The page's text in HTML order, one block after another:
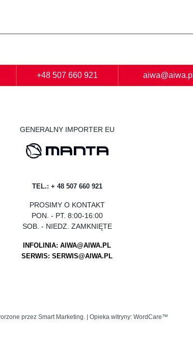
+48 507 660 921 aiwa@aiwa.pl
GENERALNY IMPORTER EU
TEL.: + 48 507 660 921
PROSIMY O KONTAKT
PON. - PT. 8:00-16:00
SOB. - NIEDZ. ZAMKNIĘTE
INFOLINIA: AIWA@AIWA.PL
SERWIS: SERWIS@AIWA.PL
przez Smart Marketing. | Opieka witryny: WordCare™